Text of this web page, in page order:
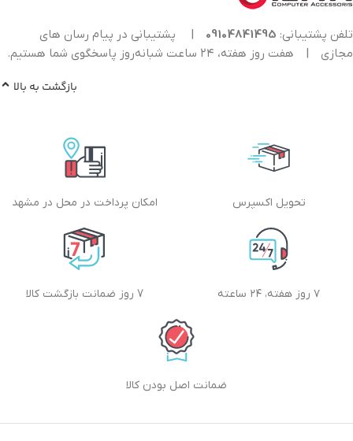
تلفن پشتیبانی: 09104841495
|
پشتیبانی در پیام رسان های
مجازی
| هفت روز هفته، ۲۴ ساعت شبانه‌روز پاسخگوی شما هستیم.
بازگشت به بالا
تحویل اکسپرس امکان پرداخت در محل در مشهد
۷ روز هفته، ۲۴ ساعته 7 روز ضمانت بازگشت کالا
ضمانت اصل بودن کالا